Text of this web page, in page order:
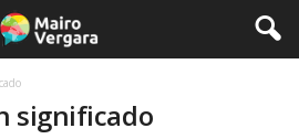
significado